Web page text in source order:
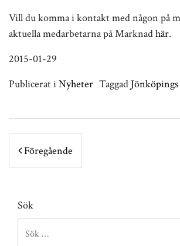
Vill du komma i kontakt med någon på
aktuella medarbetarna på Marknadhär.
2015-01-29
Publicerat iNyheter Taggad
POST NAVIGATION
Föregående
Sök